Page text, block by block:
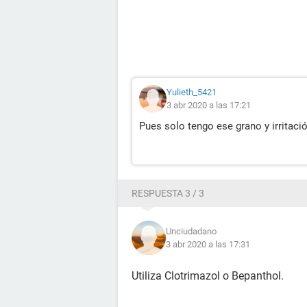
Yulieth_5421
3 abr 2020 a las 17:21
Pues solo tengo ese grano y
RESPUESTA 3 / 3
Unciudadano
3 abr 2020 a las 17:31
Utiliza Clotrimazol o Bepanthol.